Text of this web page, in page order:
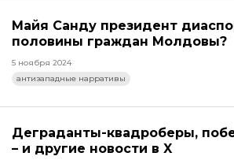
Майя Санду президент
половины граждан Молдовы?
5 ноября 2024
антизападные нарративы
Деграданты-квадроберы,
– и другие новости в X